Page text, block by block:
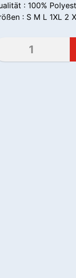
: 100%
: S M L 1XL 2